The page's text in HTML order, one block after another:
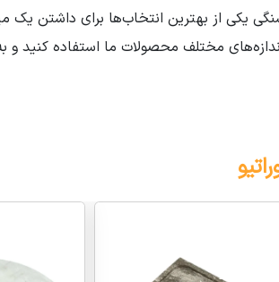
یکی از بهترین انتخاب‌ها برای داشتن
مختلف محصولات ما استفاده کنید و